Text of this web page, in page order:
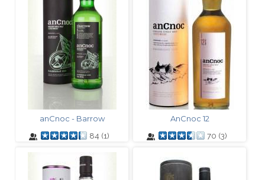
anCnoc - Barrow
84 (1)
AnCnoc 12
70 (3)